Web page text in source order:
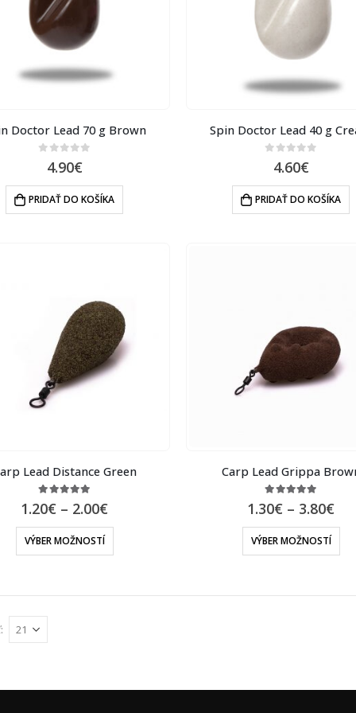
Doctor Lead 70 g Brown
out of 5
4.90€
PRIDAŤ DO KOŠÍKA
Spin Doctor Lead 40 g
out of 5
4.60€
PRIDAŤ DO KOŠÍKA
Lead Distance Green
1.20€ – 2.00€
VÝBER MOŽNOSTÍ
Carp Lead Grippa
1.30€ – 3.80€
VÝBER MOŽNOSTÍ